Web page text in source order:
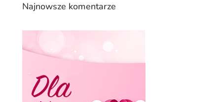
Najnowsze komentarze